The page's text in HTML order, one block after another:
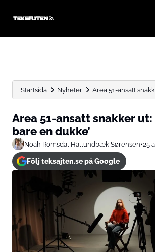
Startsida Nyheter Area 51-ansatt
Area 51-ansatt snakker ut:
bare en dukke’
Noah Romsdal Hallundbæk Sørensen•25
Följ teksajten.se på Google